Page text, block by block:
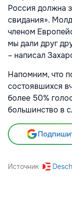
Россия должна
свидания».
членом
мы дали друг
– написал
Напомним, что
состоявшихся
более 50%
большинство в
Источник